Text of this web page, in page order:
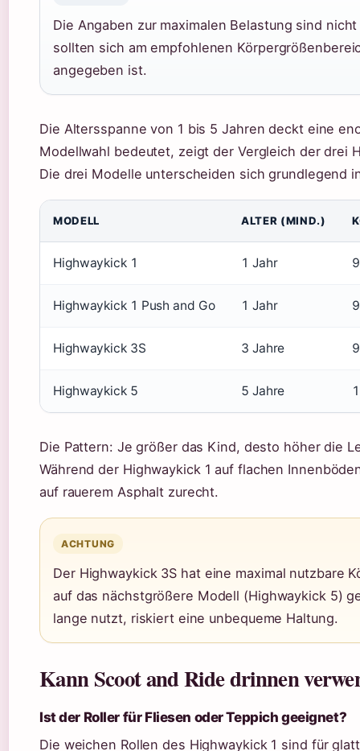
Die Angaben zur maximalen Belastung sind
sollten sich am empfohlenen
angegeben ist.
Die Altersspanne von 1 bis 5 Jahren deckt eine
Modellwahl bedeutet, zeigt der Vergleich der drei
Die drei Modelle unterscheiden sich grundlegend
MODELL ALTER (MIND.)
Highwaykick 1 1 Jahr
Highwaykick 1 Push and Go 1 Jahr
Highwaykick 3S 3 Jahre
Highwaykick 5 5 Jahre
Die Pattern: Je größer das Kind, desto höher die
Während der Highwaykick 1 auf flachen
auf rauerem Asphalt zurecht.
ACHTUNG
Der Highwaykick 3S hat eine maximal nutzbare
auf das nächstgrößere Modell (Highwaykick 5)
lange nutzt, riskiert eine unbequeme Haltung.
Kann Scoot and Ride drinnen
Ist der Roller für Fliesen oder Teppich geeignet?
Die weichen Rollen des Highwaykick 1 sind für